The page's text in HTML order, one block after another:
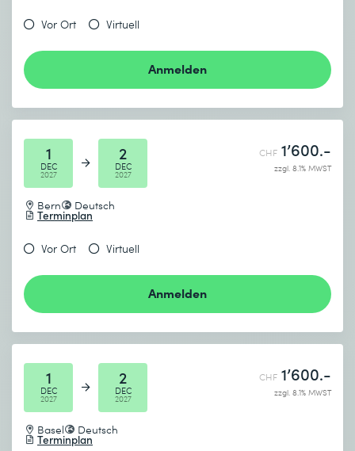
Vor Ort Virtuell
Anmelden
1
DEC
2027
2
DEC
2027
Bern Deutsch
Terminplan
CHF 1’600.-
zzgl. 8.1% MWST
Vor Ort Virtuell
Anmelden
1
DEC
2027
2
DEC
2027
Basel Deutsch
Terminplan
CHF 1’600.-
zzgl. 8.1% MWST